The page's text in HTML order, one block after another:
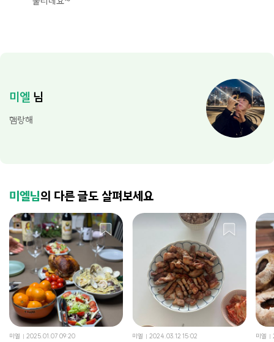
미엘 님
햄랑해
미엘님의 다른 글도 살펴보세요
미엘 2025.01.07 09:20 미엘 2024.03.12 15:02 미엘